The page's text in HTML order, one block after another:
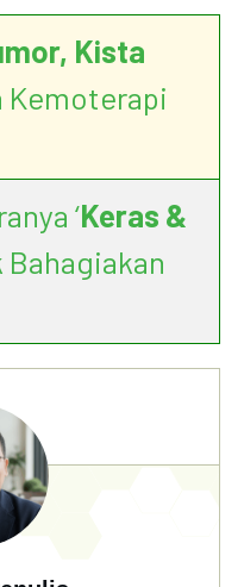
Kista
Kemoterapi
‘Keras &
Bahagiakan